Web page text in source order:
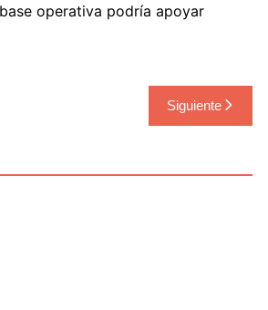
operativa podría apoyar
Siguiente